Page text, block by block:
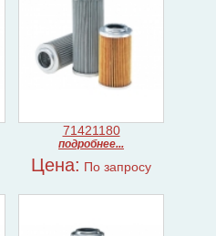
71421180
подробнее...
Цена: По запросу